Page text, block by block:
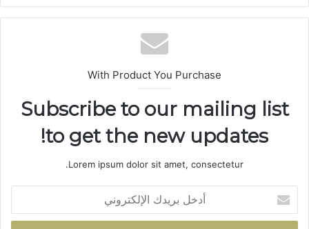
الوي
ب
With Product You Purchase
Subscribe to our mailing list
to get the new updates!
Lorem ipsum dolor sit amet, consectetur.
خ